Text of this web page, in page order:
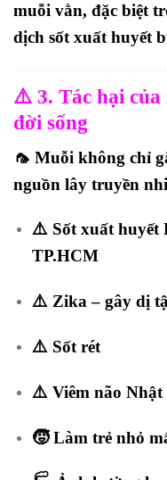
muỗi vằn, đặc biệt
dịch sốt xuất huyết
⚠️ 3. Tác hại
đời sống
🦟 Muỗi không chỉ
nguồn lây truyền
⚠️ Sốt xuất huyết
TP.HCM
⚠️ Zika – gây dị
⚠️ Sốt rét
⚠️ Viêm não Nhật
🧒 Làm trẻ nhỏ